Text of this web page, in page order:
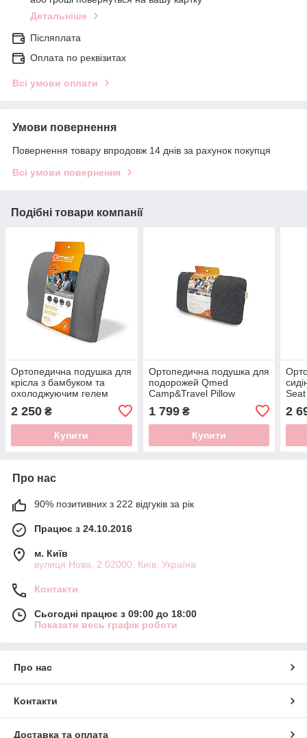
Детальніше
Післяплата
Оплата по реквізитах
Всі умови оплати
Умови повернення
Повернення товару впродовж 14 днів за рахунок покупця
Всі умови повернення
Подібні товари компанії
Ортопедична подушка для
крісла з бамбуком та
охолоджуючим гелем
Qmed Seat Back Cushion
2 250 ₴
Купити
Ортопедична подушка для
подорожей Qmed
Camp&Travel Pillow
1 799₴
Купити
2
Про нас
90% позитивних з 222 відгуків за рік
Працює з 24.10.2016
м. Київ
вулиця Нова, 2 02000, Київ, Україна
Контакти
Сьогодні працює з 09:00 до 18:00
Показати весь графік роботи
Про нас
Контакти
Доставка та оплата